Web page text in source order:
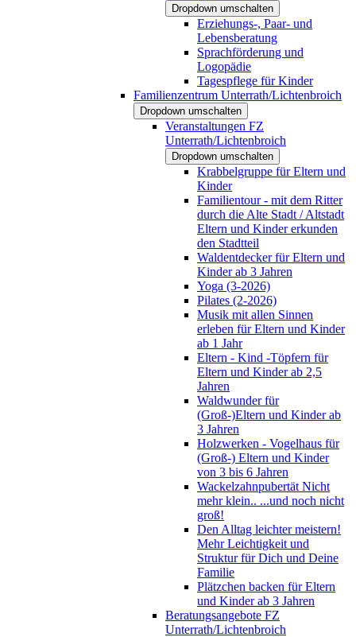
Dropdown umschalten
Erziehungs-, Paar- und
Lebensberatung
Sprachförderung und
Logopädie
Tagespflege für Kinder
Familienzentrum Unterrath/Lichtenbroich
Dropdown umschalten
Veranstaltungen FZ
Unterrath/Lichtenbroich
Dropdown umschalten
Krabbelgruppe für Eltern und
Kinder
Familientour - mit dem Ritter
durch die Alte Stadt / Altstadt
Eltern und Kinder erkunden
den Stadtteil
Waldentdecker für Eltern und
Kinder ab 3 Jahren
Yoga (3-2026)
Pilates (2-2026)
Musik mit allen Sinnen
erleben für Eltern und Kinder
ab 1 Jahr
Eltern - Kind -Töpfern für
Eltern und Kinder ab 2,5
Jahren
Waldwunder für
(Groß-)Eltern und Kinder ab
3 Jahren
Holzwerken - Vogelhaus für
(Groß-) Eltern und Kinder
von 3 bis 6 Jahren
Wackelzahnpubertät Nicht
mehr klein.. ...und noch nicht
groß!
Den Alltag leichter meistern!
Mehr Leichtigkeit und
Struktur für Dich und Deine
Familie
Plätzchen backen für Eltern
und Kinder ab 3 Jahren
Beratungsangebote FZ
Unterrath/Lichtenbroich